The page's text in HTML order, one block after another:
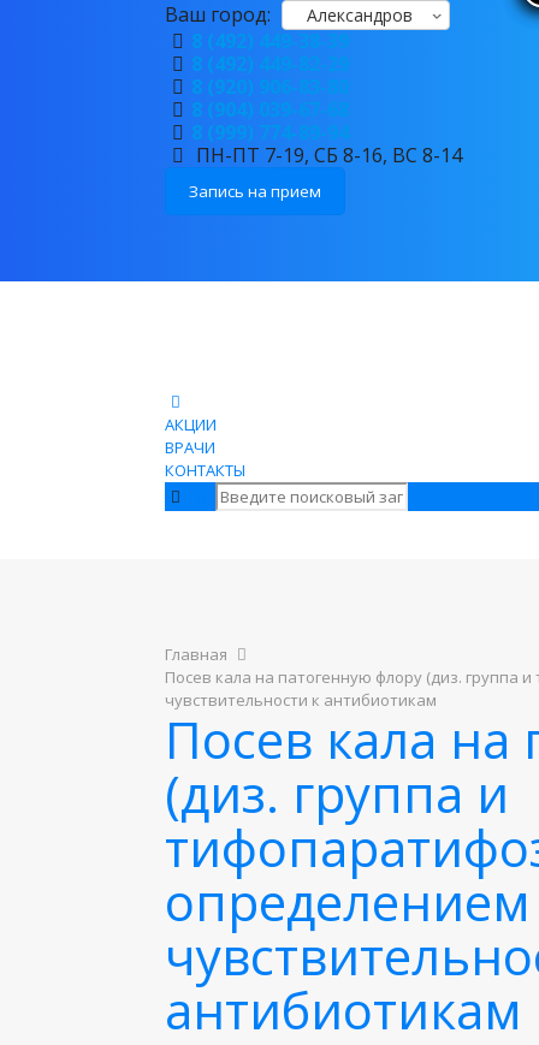
Ваш город: Александров
8 (492) 449-38-39
8 (492) 449-82-29
8 (920) 906-83-80
8 (904) 039-67-68
8 (999) 774-89-94
ПН-ПТ 7-19, СБ 8-16, ВС 8-14
Запись на прием
АКЦИИ
ВРАЧИ
КОНТАКТЫ
Главная
Посев кала на патогенную флору (диз. группа
чувствительности к антибиотикам
Посев кала
(диз. группа и
определением
антибиотикам